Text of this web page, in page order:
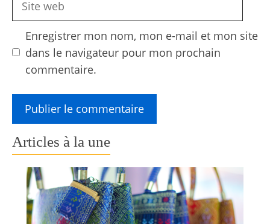
Enregistrer mon nom, mon e-mail et mon site
dans le navigateur pour mon prochain
commentaire.
Articles à la une